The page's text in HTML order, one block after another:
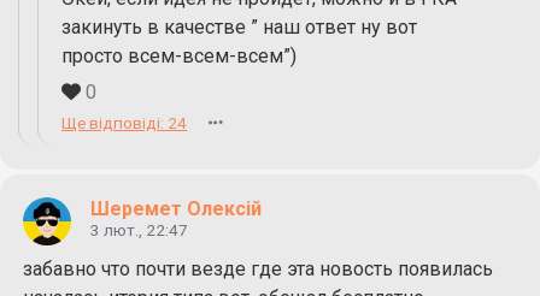
закинуть в качестве ” наш ответ ну вот
просто всем-всем-всем”)
0
Ще відповіді: 24
Шеремет Олексій
3 лют., 22:47
забавно что почти везде где эта новость появилась